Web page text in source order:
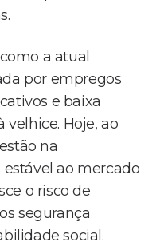
a atual
por empregos
e baixa
Hoje, ao
na
ao mercado
o risco de
segurança
social.